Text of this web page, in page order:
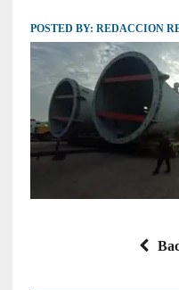
POSTED BY: REDACCION